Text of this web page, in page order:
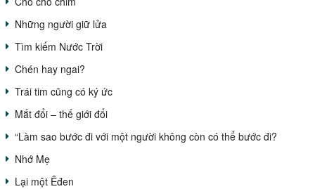
Những người giữ lửa
Tìm kiếm Nước Trời
Chén hay ngai?
Trái tim cũng có ký ức
Mắt đổi – thế giới đổi
“Làm sao bước đi với một người không còn có thể bước đi?
Nhớ Mẹ
Lại một Êđen